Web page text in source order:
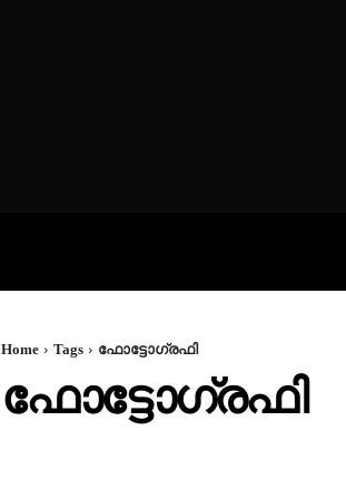
Home Tags ഫോട്ടോഗ്രഫി
ഫോട്ടോഗ്രഫി